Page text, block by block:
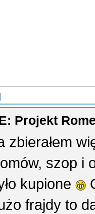
Projekt
zbierałem
szop i
kupione
frajdy to